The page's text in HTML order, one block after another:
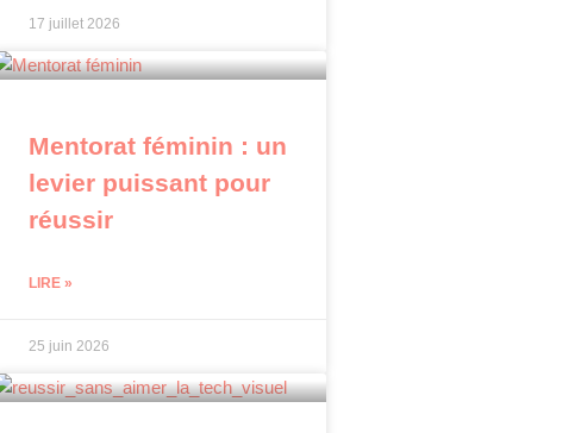
17 juillet 2026
Mentorat féminin : un
levier puissant pour
réussir
LIRE »
25 juin 2026